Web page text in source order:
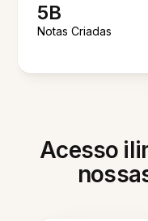
5B
Notas Criadas
Acesso